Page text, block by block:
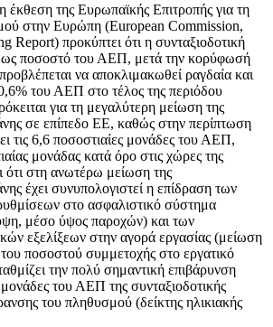
έκθεση της Ευρωπαϊκής Επιτροπής για τη
στην Ευρώπη (European Commission,
Report) προκύπτει ότι η συνταξιοδοτική
ποσοστό του ΑΕΠ, μετά την κορύφωσή
να αποκλιμακωθεί ραγδαία και
του ΑΕΠ στο τέλος της περιόδου
για τη μεγαλύτερη μείωση της
σε επίπεδο ΕΕ, καθώς στην περίπτωση
τις 6,6 ποσοστιαίες μονάδες του ΑΕΠ,
μονάδας κατά όρο στις χώρες της
ότι στη ανωτέρω μείωση της
έχει συνυπολογιστεί η επίδραση των
στο ασφαλιστικό σύστημα
μέσο ύψος παροχών) και των
εξελίξεων στην αγορά εργασίας (μείωση
ποσοστού συμμετοχής στο εργατικό
την πολύ σημαντική επιβάρυνση
του ΑΕΠ της συνταξιοδοτικής
του πληθυσμού (δείκτης ηλικιακής